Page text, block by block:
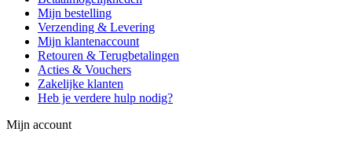
Mijn bestelling
Verzending & Levering
Mijn klantenaccount
Retouren & Terugbetalingen
Acties & Vouchers
Zakelijke klanten
Heb je verdere hulp nodig?
Mijn account